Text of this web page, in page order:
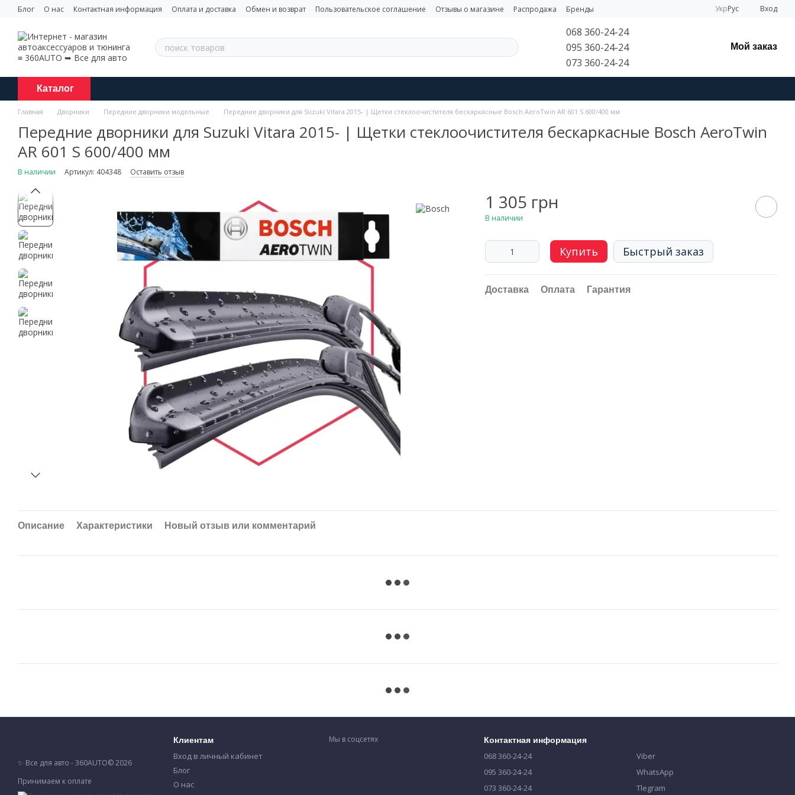
Перейти к основному контенту
Блог О нас Контактная информация Оплата и доставка Обмен и возврат Пользовательское соглашение Отзывы о магазине Распродажа Бренды УкрРус Вход
068 360-24-24
095 360-24-24
073 360-24-24
Мой заказ
Каталог
Главная Дворники Передние дворники модельные Передние дворники для Suzuki Vitara 2015- | Щетки стеклоочистителя бескаркасные Bosch AeroTwin AR 601 S 600/400 мм
Передние дворники для Suzuki Vitara 2015- | Щетки стеклоочистителя бескаркасные Bosch AeroTwin
AR 601 S 600/400 мм
В наличии Артикул: 404348 Оставить отзыв
1 305 грн
В наличии
Купить Быстрый заказ
Доставка Оплата Гарантия
Описание Характеристики Новый отзыв или комментарий
✨ Все для авто - 360AUTO© 2026
Принимаем к оплате
Клиентам
Вход в личный кабинет
Блог
О нас
Мы в соцсетях Контактная информация
068 360-24-24
095 360-24-24
073 360-24-24
Viber
WhatsApp
Tlegram